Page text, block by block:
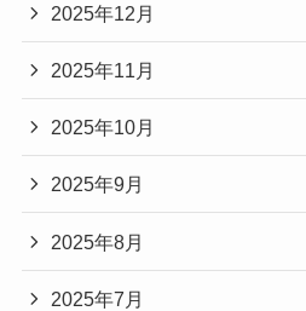
2025年12月
2025年11月
2025年10月
2025年9月
2025年8月
2025年7月